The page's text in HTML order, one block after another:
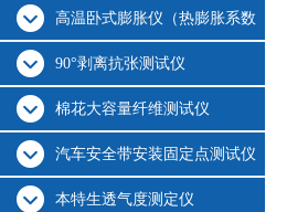
测定仪
高温卧式膨胀仪（热膨胀系数
测定仪）
90°剥离抗张测试仪
棉花大容量纤维测试仪
汽车安全带安装固定点测试仪
本特生透气度测定仪